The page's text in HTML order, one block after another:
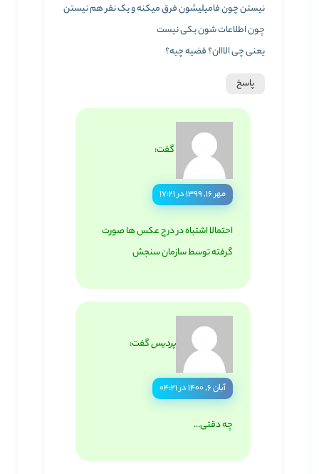
نیستن چون فامیلیشون فرق میکنه و یک نفر هم نیستن
چون اطلاعات شون یکی نیست
یعنی چی الااان؟ قضیه چیه؟
پاسخ
گفت:
مهر ۱۶, ۱۳۹۹ در ۱۷:۲۱
احتمالا اشتباه در درج عکس ها صورت
گرفته توسط سازمان سنجش
پردیسگفت:
آبان ۶, ۱۴۰۰ در ۰۴:۲۱
چه دقتی…